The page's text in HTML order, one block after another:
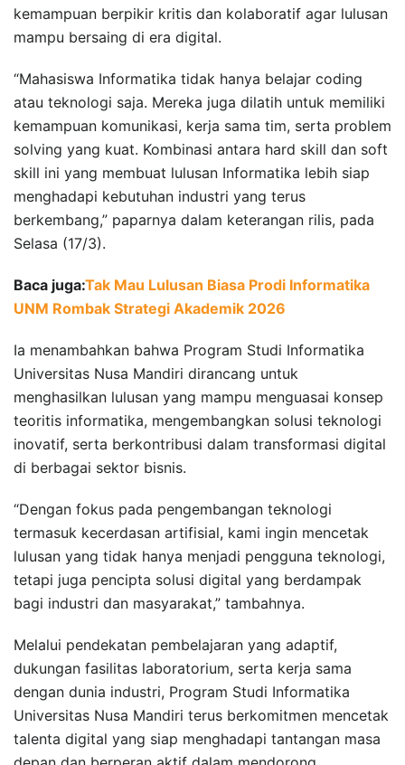
kemampuan berpikir kritis dan kolaboratif agar lulusan
mampu bersaing di era digital.
“Mahasiswa Informatika tidak hanya belajar coding
atau teknologi saja. Mereka juga dilatih untuk memiliki
kemampuan komunikasi, kerja sama tim, serta problem
solving yang kuat. Kombinasi antara hard skill dan soft
skill ini yang membuat lulusan Informatika lebih siap
menghadapi kebutuhan industri yang terus
berkembang,” paparnya dalam keterangan rilis, pada
Selasa (17/3).
Baca juga:Tak Mau Lulusan Biasa Prodi Informatika
UNM Rombak Strategi Akademik 2026
Ia menambahkan bahwa Program Studi Informatika
Universitas Nusa Mandiri dirancang untuk
menghasilkan lulusan yang mampu menguasai konsep
teoritis informatika, mengembangkan solusi teknologi
inovatif, serta berkontribusi dalam transformasi digital
di berbagai sektor bisnis.
“Dengan fokus pada pengembangan teknologi
termasuk kecerdasan artifisial, kami ingin mencetak
lulusan yang tidak hanya menjadi pengguna teknologi,
tetapi juga pencipta solusi digital yang berdampak
bagi industri dan masyarakat,” tambahnya.
Melalui pendekatan pembelajaran yang adaptif,
dukungan fasilitas laboratorium, serta kerja sama
dengan dunia industri, Program Studi Informatika
Universitas Nusa Mandiri terus berkomitmen mencetak
talenta digital yang siap menghadapi tantangan masa